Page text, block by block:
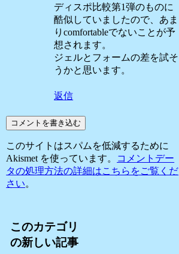
ディスポ比較第1弾のものに
酷似していましたので、あま
りcomfortableでないことが予
想されます。
ジェルとフォームの差を試そ
うかと思います。
返信
コメントを書き込む
このサイトはスパムを低減するために
Akismet を使っています。
コメントデー
タの処理方法の詳細はこちらをご覧くだ
さい。
このカテゴリ
の新しい記事